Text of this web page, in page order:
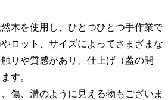
木を使用し、ひとつひとつ手作業で
ロット、サイズによってさまざまな
りや質感があり、仕上げ（蓋の開
す。
傷、溝のように見える物もございま